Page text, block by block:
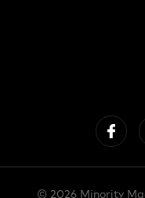
© 2026 Minority